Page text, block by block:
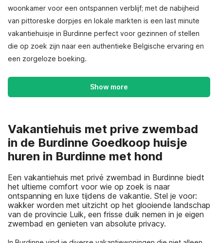
woonkamer voor een ontspannen verblijf; met de nabijheid
van pittoreske dorpjes en lokale markten is een last minute
vakantiehuisje in Burdinne perfect voor gezinnen of stellen
die op zoek zijn naar een authentieke Belgische ervaring en
een zorgeloze boeking.
Show more
Vakantiehuis met prive zwembad
in de Burdinne Goedkoop huisje
huren in Burdinne met hond
Een vakantiehuis met privé zwembad in Burdinne biedt
het ultieme comfort voor wie op zoek is naar
ontspanning en luxe tijdens de vakantie. Stel je voor:
wakker worden met uitzicht op het glooiende landschap
van de provincie Luik, een frisse duik nemen in je eigen
zwembad en genieten van absolute privacy.